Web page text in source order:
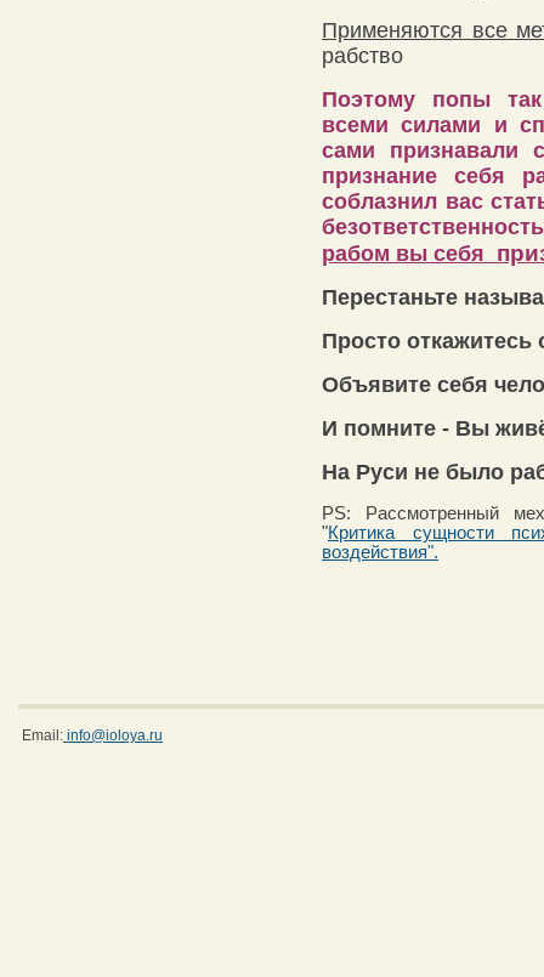
Применяются все
рабство
Поэтому попы
всеми силами и
сами признавали
признание себя
соблазнил вас
рабом вы себя
Перестаньте
Просто откажитесь
Объявите себя
И помните - Вы
На Руси не было
PS: Рассмотренный
"Критика сущности
воздействия".
Email: info@ioloya.ru